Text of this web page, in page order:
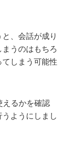
、会話が成り
うのはもちろ
しまう可能性
えるかを確認
ようにしまし